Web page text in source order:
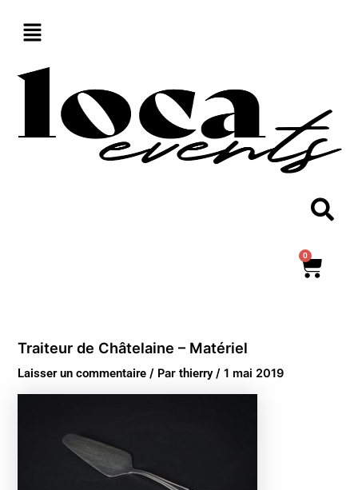
0
Traiteur de Châtelaine – Matériel
Laisser un commentaire / Parthierry/1 mai 2019